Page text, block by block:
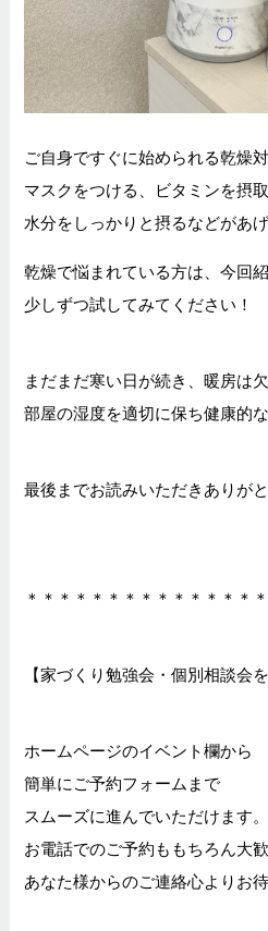
ご自身ですぐに始められる乾燥対
マスクをつける、ビタミンを摂取
水分をしっかりと摂るなどがあげ
乾燥で悩まれている方は、今回
少しずつ試してみてください！
まだまだ寒い日が続き、暖房は
部屋の湿度を適切に保ち健康的
最後までお読みいただきありが
＊＊＊＊＊＊＊＊＊＊＊＊＊＊
【家づくり勉強会・個別相談会
ホームページのイベント欄から
簡単にご予約フォームまで
スムーズに進んでいただけます。
お電話でのご予約ももちろん大歓
あなた様からのご連絡心よりお